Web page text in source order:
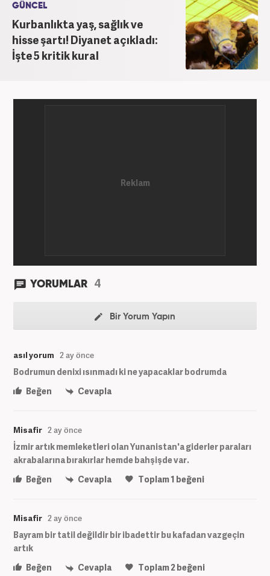
GÜNCEL
Kurbanlıkta yaş, sağlık ve
hisse şartı! Diyanet açıkladı:
İşte 5 kritik kural
YORUMLAR 4
Bir Yorum Yapın
asıl yorum 2 ay önce
Bodrumun denixi ısınmadı ki ne yapacaklar bodrumda
Beğen
Cevapla
Misafir 2 ay önce
İzmir artık memleketleri olan Yunanistan'a giderler paraları
akrabalarına bırakırlar hemde bahşişde var.
Beğen
Cevapla Toplam1 beğeni
Misafir 2 ay önce
Bayram bir tatil değildir bir ibadettir bu kafadan vazgeçin
artık
Beğen
Cevapla Toplam2beğeni